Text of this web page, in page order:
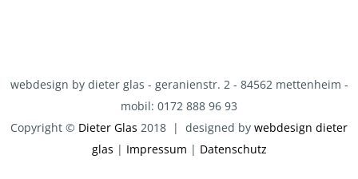
webdesign by dieter glas - geranienstr. 2 - 84562 mettenheim -
mobil: 0172 888 96 93
Copyright © Dieter Glas 2018 | designed by webdesign dieter
glas | Impressum | Datenschutz